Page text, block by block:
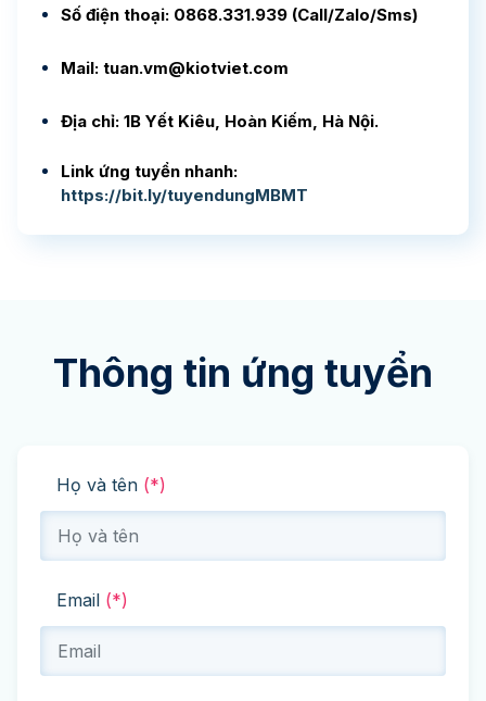
Số điện thoại: 0868.331.939 (Call/Zalo/Sms)
Mail: tuan.vm@kiotviet.com
Địa chỉ: 1B Yết Kiêu, Hoàn Kiếm, Hà Nội.
Link ứng tuyển nhanh:
https://bit.ly/tuyendungMBMT
Thông tin ứng tuyển
Họ và tên (*)
Email (*)